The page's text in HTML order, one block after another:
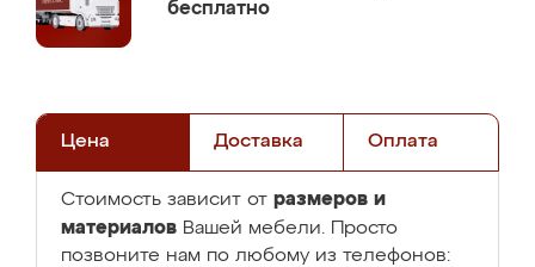
бесплатно
Цена Доставка Оплата
Стоимость зависит от размеров и
материалов Вашей мебели. Просто
позвоните нам по любому из телефонов: